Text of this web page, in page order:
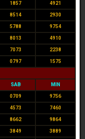
1857 4921
8514 2930
5788 9754
8013 4910
7073 2238
0797 1575
SAB MIN
0709 9756
4573 7460
8662 9864
3849 3889